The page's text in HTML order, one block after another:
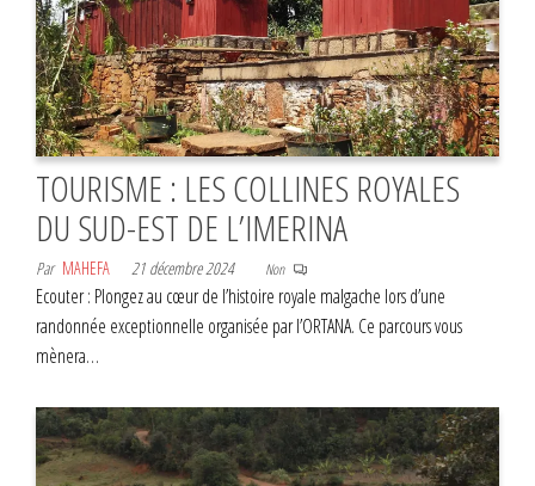
TOURISME : LES COLLINES ROYALES
DU SUD-EST DE L’IMERINA
Par MAHEFA 21 décembre 2024 Non
Ecouter : Plongez au cœur de l’histoire royale malgache lors d’une
randonnée exceptionnelle organisée par l’ORTANA. Ce parcours vous
mènera…